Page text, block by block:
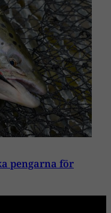
pengarna för